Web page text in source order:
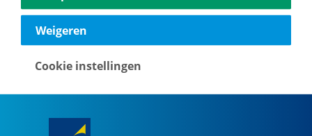
040-2696949
Weigeren
Cookie instellingen